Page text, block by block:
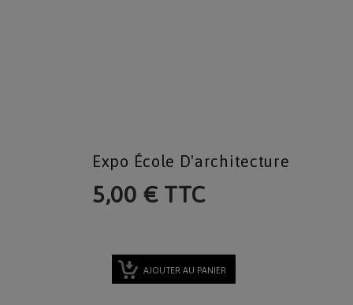
Expo École D'architecture
5,00 € TTC
AJOUTER AU PANIER